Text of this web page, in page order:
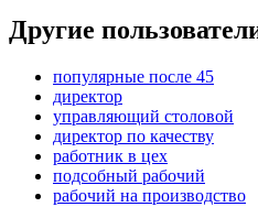
Другие
популярные после 45
директор
управляющий столовой
директор по качеству
работник в цех
подсобный рабочий
рабочий на производство